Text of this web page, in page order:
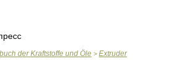
der Kraftstoffe und Öle > Extruder